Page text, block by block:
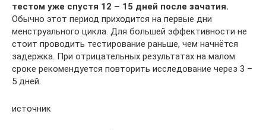
тестом уже спустя 12 – 15 дней после зачатия.
Обычно этот период приходится на первые дни
менструального цикла. Для большей эффективности не
стоит проводить тестирование раньше, чем начнётся
задержка. При отрицательных результатах на малом
сроке рекомендуется повторить исследование через 3 –
5 дней.
источник